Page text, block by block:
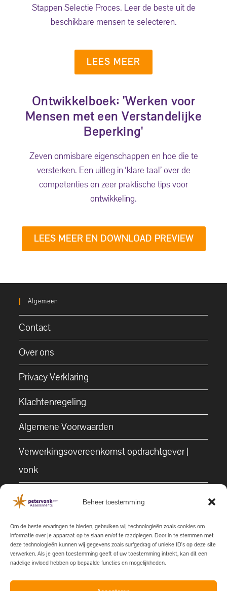
Beheer toestemming
Om de beste ervaringen te bieden, gebruiken wij technologieën zoals cookies om
informatie over je apparaat op te slaan en/of te raadplegen. Door in te stemmen met
deze technologieën kunnen wij gegevens zoals surfgedrag of unieke ID's op deze site
verwerken. Als je geen toestemming geeft of uw toestemming intrekt, kan dit een
nadelige invloed hebben op bepaalde functies en mogelijkheden.
Stappen Selectie Proces. Leer de beste uit de
beschikbare mensen te selecteren.
LEES MEER
Ontwikkelboek: 'Werken voor
Mensen met een Verstandelijke
Beperking'
Zeven onmisbare eigenschappen en hoe die te
versterken. Een uitleg in ‘klare taal’ over de
competenties en zeer praktische tips voor
ontwikkeling.
LEES MEER EN DOWNLOAD PREVIEW
Algemeen
Contact
Over ons
Privacy Verklaring
Klachtenregeling
Algemene Voorwaarden
Verwerkingsovereenkomst opdrachtgever |
vonk
Contact
Vonk Competentie Expertise B.V.
Burgemeester Roelenweg 11
(3de verdieping)
8021 EV Zwolle